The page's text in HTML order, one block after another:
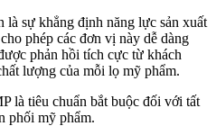
sự khẳng định năng lực sản xuất
phép các đơn vị này dễ dàng
phản hồi tích cực từ khách
lượng của mỗi lọ mỹ phẩm.
là tiêu chuẩn bắt buộc đối với tất
phối mỹ phẩm.